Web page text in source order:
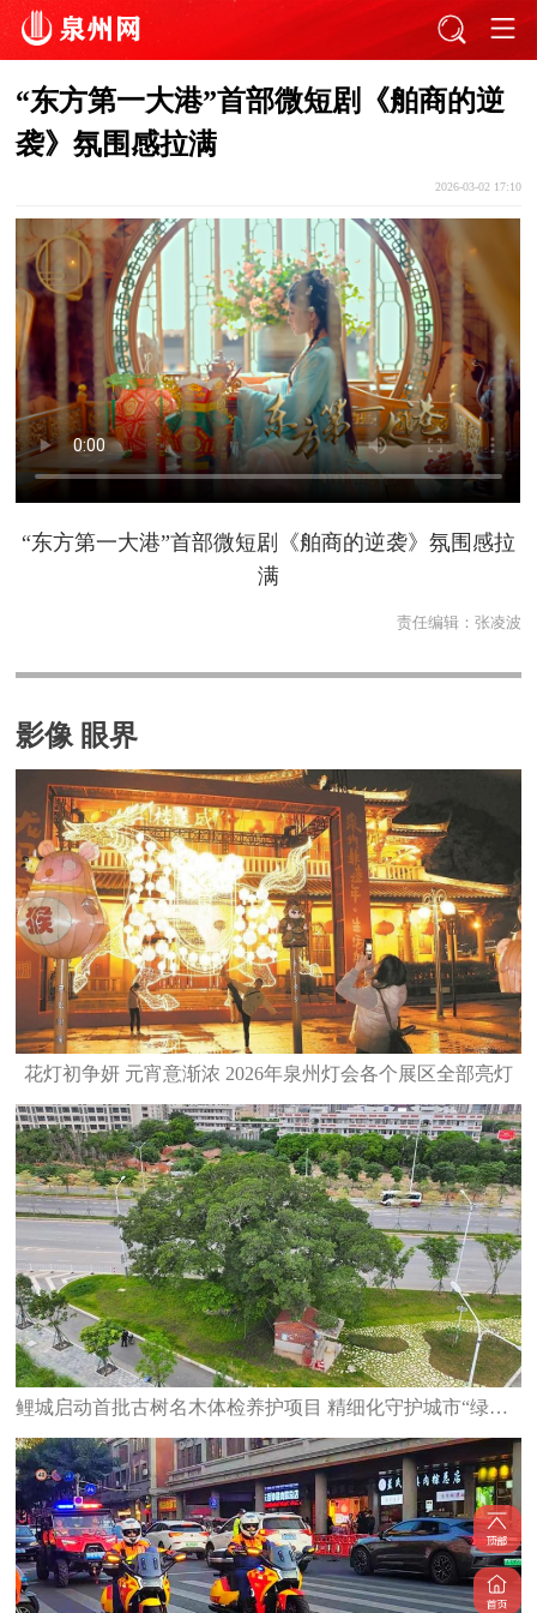
“东方第一大港”首部微短剧《舶商的逆
袭》氛围感拉满
2026-03-02 17:10
“东方第一大港”首部微短剧《舶商的逆袭》氛围感拉
满
责任编辑： 张凌波
影像 眼界
花灯初争妍 元宵意渐浓 2026年泉州灯会各个展区全部亮灯
鲤城启动首批古树名木体检养护项目 精细化守护城市“绿色文脉”